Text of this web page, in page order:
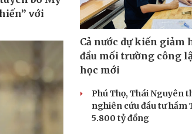
Cả nước dự kiến giảm
đầu mối trường công
học mới
Phú Thọ, Thái Nguyên
nghiên cứu đầu tư hầm
5.800 tỷ đồng